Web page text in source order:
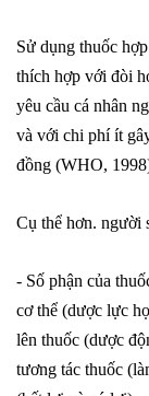
Sử dụng thuốc
thích hợp với đòi
yêu cầu cá nhân
và với chi phí ít
đồng (WHO,
Cụ thể hơn. người
- Số phận của
cơ thể (dược lực
lên thuốc (dược
tương tác thuốc